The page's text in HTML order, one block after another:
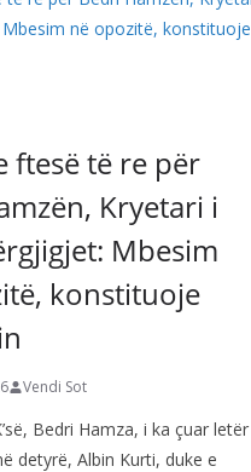
ftesë të re për
Kryetari i
Mbesim
konstituoje
Vendi Sot
Bedri Hamza, i ka çuar letër
detyrë, Albin Kurti, duke e